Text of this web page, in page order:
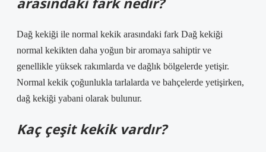
Dağ kekiği ile normal kekik arasındaki fark Dağ kekiği
normal kekikten daha yoğun bir aromaya sahiptir ve
genellikle yüksek rakımlarda ve dağlık bölgelerde yetişir.
Normal kekik çoğunlukla tarlalarda ve bahçelerde yetişirken,
dağ kekiği yabani olarak bulunur.
Kaç çeşit kekik vardır?